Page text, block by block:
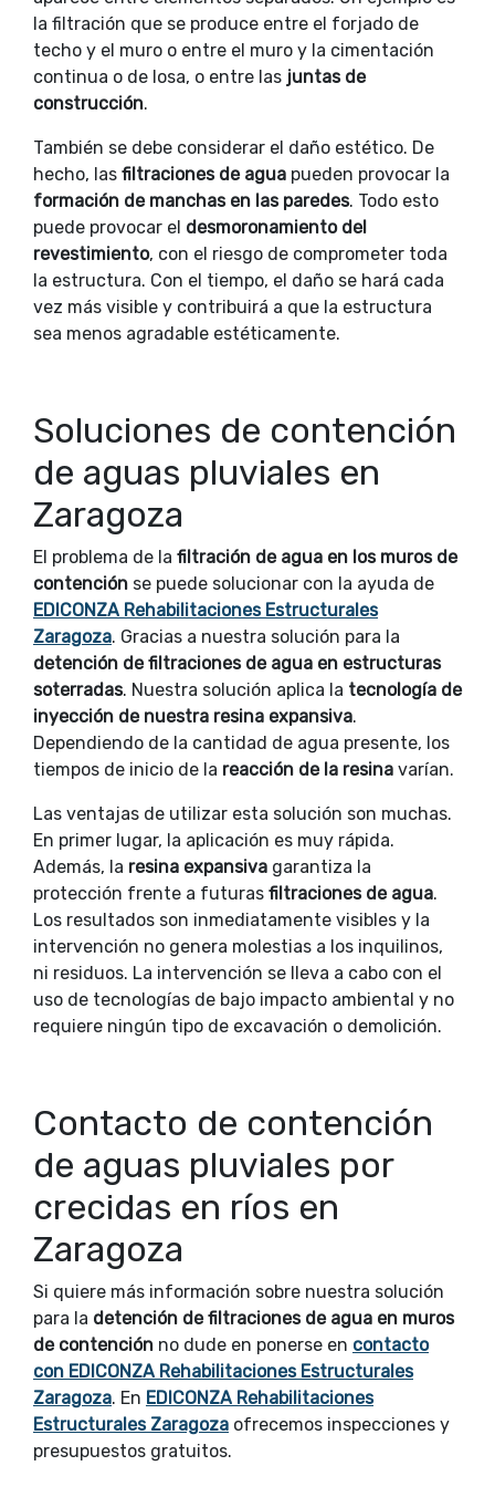
la filtración que se produce entre el forjado de
techo y el muro o entre el muro y la cimentación
continua o de losa, o entre las juntas de
construcción.
También se debe considerar el daño estético. De
hecho, las filtraciones de agua pueden provocar la
formación de manchas en las paredes. Todo esto
puede provocar el desmoronamiento del
revestimiento, con el riesgo de comprometer toda
la estructura. Con el tiempo, el daño se hará cada
vez más visible y contribuirá a que la estructura
sea menos agradable estéticamente.
Soluciones de contención
de aguas pluviales en
Zaragoza
El problema de la filtración de agua en los muros de
contención se puede solucionar con la ayuda de
EDICONZA Rehabilitaciones Estructurales
Zaragoza. Gracias a nuestra solución para la
detención de filtraciones de agua en estructuras
soterradas. Nuestra solución aplica la tecnología de
inyección de nuestra resina expansiva.
Dependiendo de la cantidad de agua presente, los
tiempos de inicio de la reacción de la resina varían.
Las ventajas de utilizar esta solución son muchas.
En primer lugar, la aplicación es muy rápida.
Además, la resina expansiva garantiza la
protección frente a futuras filtraciones de agua.
Los resultados son inmediatamente visibles y la
intervención no genera molestias a los inquilinos,
ni residuos. La intervención se lleva a cabo con el
uso de tecnologías de bajo impacto ambiental y no
requiere ningún tipo de excavación o demolición.
Contacto de contención
de aguas pluviales por
crecidas en ríos en
Zaragoza
Si quiere más información sobre nuestra solución
para la detención de filtraciones de agua en muros
de contención no dude en ponerse en contacto
con EDICONZA Rehabilitaciones Estructurales
Zaragoza. En EDICONZA Rehabilitaciones
Estructurales Zaragoza ofrecemos inspecciones y
presupuestos gratuitos.